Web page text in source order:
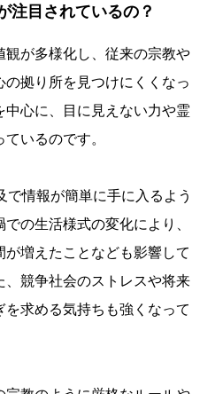
注目されているの？
が多様化し、従来の宗教や
拠り所を見つけにくくなっ
心に、目に見えない力や霊
いるのです。
で情報が簡単に手に入るよう
の生活様式の変化により、
増えたことなども影響して
、競争社会のストレスや将来
求める気持ちも強くなって